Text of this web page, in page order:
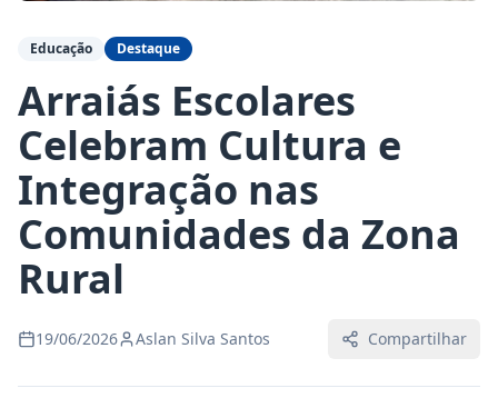
Educação Destaque
Arraiás Escolares
Celebram Cultura e
Integração nas
Comunidades da Zona
Rural
19/06/2026 Aslan Silva Santos Compartilhar